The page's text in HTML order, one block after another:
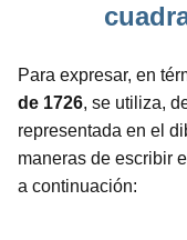
Para expresar, en
de 1726, se utiliza,
representada en el
maneras de escribir
a continuación: